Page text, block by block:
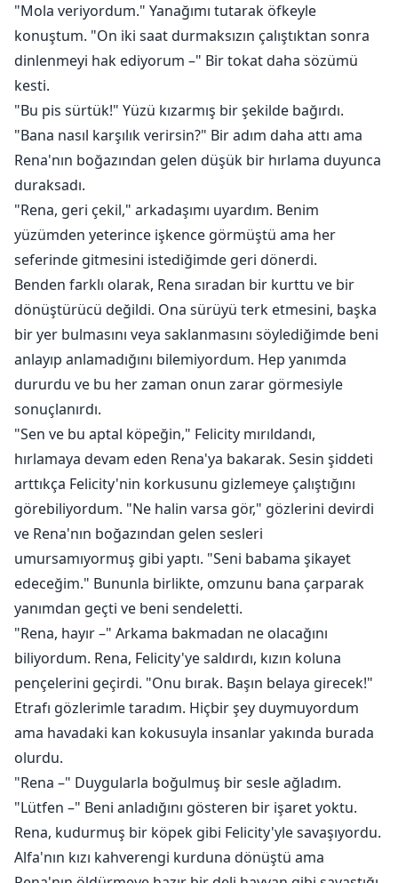
"Mola veriyordum." Yanağımı tutarak öfkeyle
konuştum. "On iki saat durmaksızın çalıştıktan sonra
dinlenmeyi hak ediyorum –" Bir tokat daha sözümü
kesti.
"Bu pis sürtük!" Yüzü kızarmış bir şekilde bağırdı.
"Bana nasıl karşılık verirsin?" Bir adım daha attı ama
Rena'nın boğazından gelen düşük bir hırlama duyunca
duraksadı.
"Rena, geri çekil," arkadaşımı uyardım. Benim
yüzümden yeterince işkence görmüştü ama her
seferinde gitmesini istediğimde geri dönerdi.
Benden farklı olarak, Rena sıradan bir kurttu ve bir
dönüştürücü değildi. Ona sürüyü terk etmesini, başka
bir yer bulmasını veya saklanmasını söylediğimde beni
anlayıp anlamadığını bilemiyordum. Hep yanımda
dururdu ve bu her zaman onun zarar görmesiyle
sonuçlanırdı.
"Sen ve bu aptal köpeğin," Felicity mırıldandı,
hırlamaya devam eden Rena'ya bakarak. Sesin şiddeti
arttıkça Felicity'nin korkusunu gizlemeye çalıştığını
görebiliyordum. "Ne halin varsa gör," gözlerini devirdi
ve Rena'nın boğazından gelen sesleri
umursamıyormuş gibi yaptı. "Seni babama şikayet
edeceğim." Bununla birlikte, omzunu bana çarparak
yanımdan geçti ve beni sendeletti.
"Rena, hayır –" Arkama bakmadan ne olacağını
biliyordum. Rena, Felicity'ye saldırdı, kızın koluna
pençelerini geçirdi. "Onu bırak. Başın belaya girecek!"
Etrafı gözlerimle taradım. Hiçbir şey duymuyordum
ama havadaki kan kokusuyla insanlar yakında burada
olurdu.
"Rena –" Duygularla boğulmuş bir sesle ağladım.
"Lütfen –" Beni anladığını gösteren bir işaret yoktu.
Rena, kudurmuş bir köpek gibi Felicity'yle savaşıyordu.
Alfa'nın kızı kahverengi kurduna dönüştü ama